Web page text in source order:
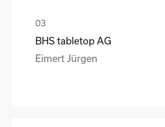
BHS tabletop AG
Eimert Jürgen